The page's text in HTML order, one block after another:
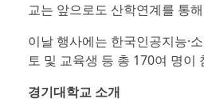
교는 앞으로도 산학연계를 통
이날 행사에는 한국인공지능·
토 및 교육생 등 총 170여 명이
경기대학교 소개